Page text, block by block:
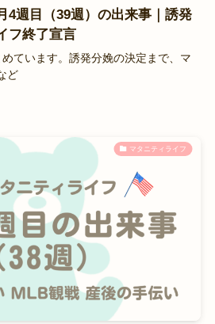
4週目（39週）の出来事｜誘発
フ終了宣言
ています。誘発分娩の決定まで、マ
ど
マタニティライフ